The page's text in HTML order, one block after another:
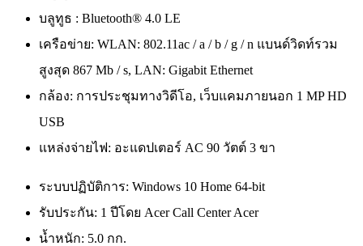
บลูทูธ : Bluetooth® 4.0 LE
เครือข่าย: WLAN: 802.11ac / a / b / g / n แบนด์วิดท์รวม
สูงสุด 867 Mb / s, LAN: Gigabit Ethernet
กล้อง: การประชุมทางวิดีโอ, เว็บแคมภายนอก 1 MP HD
USB
แหล่งจ่ายไฟ: อะแดปเตอร์ AC 90 วัตต์ 3 ขา
ระบบปฏิบัติการ: Windows 10 Home 64-bit
รับประกัน: 1 ปีโดย Acer Call Center Acer
น้ำหนัก: 5.0 กก.